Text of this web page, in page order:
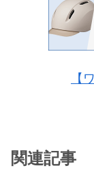
【
関連記事